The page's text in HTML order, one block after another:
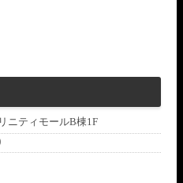
ニティモールB棟1F